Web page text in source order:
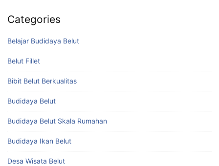
Categories
Belajar Budidaya Belut
Belut Fillet
Bibit Belut Berkualitas
Budidaya Belut
Budidaya Belut Skala Rumahan
Budidaya Ikan Belut
Desa Wisata Belut